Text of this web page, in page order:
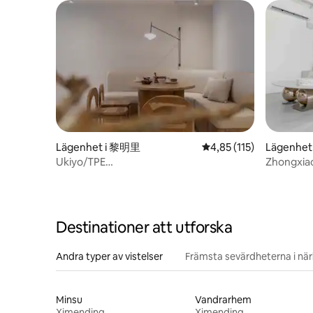
våningar
badrum,
med
Lägenhet i 黎明里 4,85 av 5 i
4,85 (115)
Ukiyo/TPE
t
Destinationer att utforska
Andra typer av vistelser Främsta sevärdheterna i
Minsu
Vandrarhem